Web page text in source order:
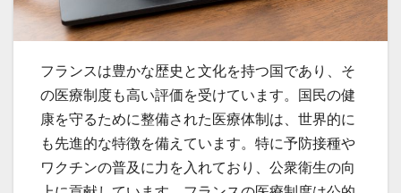
フランスは豊かな歴史と文化を持つ国であり、そ
の医療制度も高い評価を受けています。
国民の健
康を守るために整備された医療体制は、世界的に
も先進的な特徴を備えています。特に予防接種や
ワクチンの普及に力を入れており、公衆衛生の向